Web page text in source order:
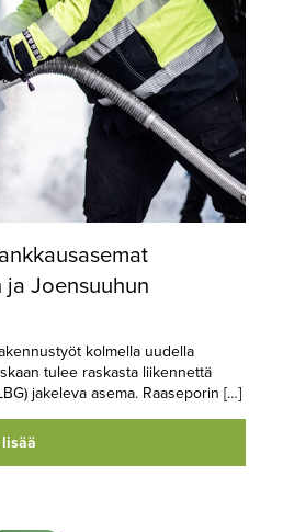
Joensuuhun
kolmella uudella
tulee raskasta liikennettä
jakeleva asema. Raaseporin […]
lisää